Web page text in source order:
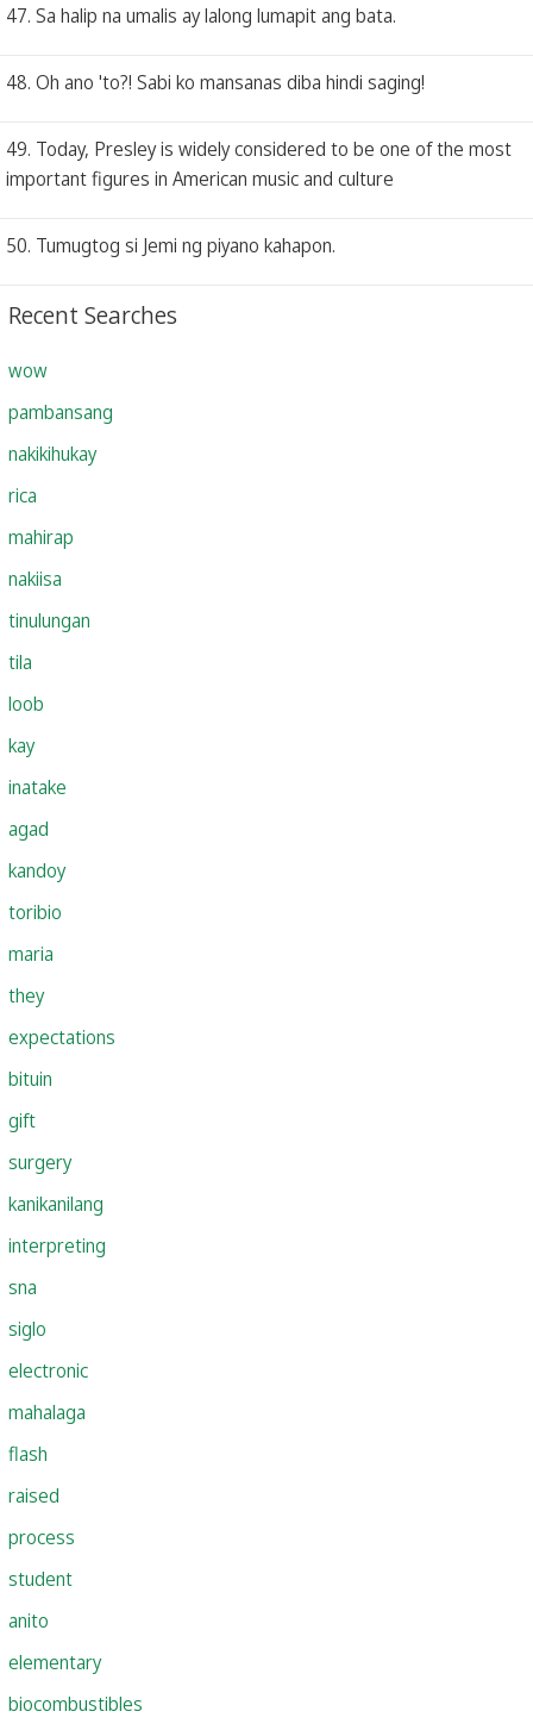
47. Sa halip na umalis ay lalong lumapit ang bata.
48. Oh ano 'to?! Sabi ko mansanas diba hindi saging!
49. Today, Presley is widely considered to be one of the most
important figures in American music and culture
50. Tumugtog si Jemi ng piyano kahapon.
Recent Searches
wow
pambansang
nakikihukay
rica
mahirap
nakiisa
tinulungan
tila
loob
kay
inatake
agad
kandoy
toribio
maria
they
expectations
bituin
gift
surgery
kanikanilang
interpreting
sna
siglo
electronic
mahalaga
flash
raised
process
student
anito
elementary
biocombustibles